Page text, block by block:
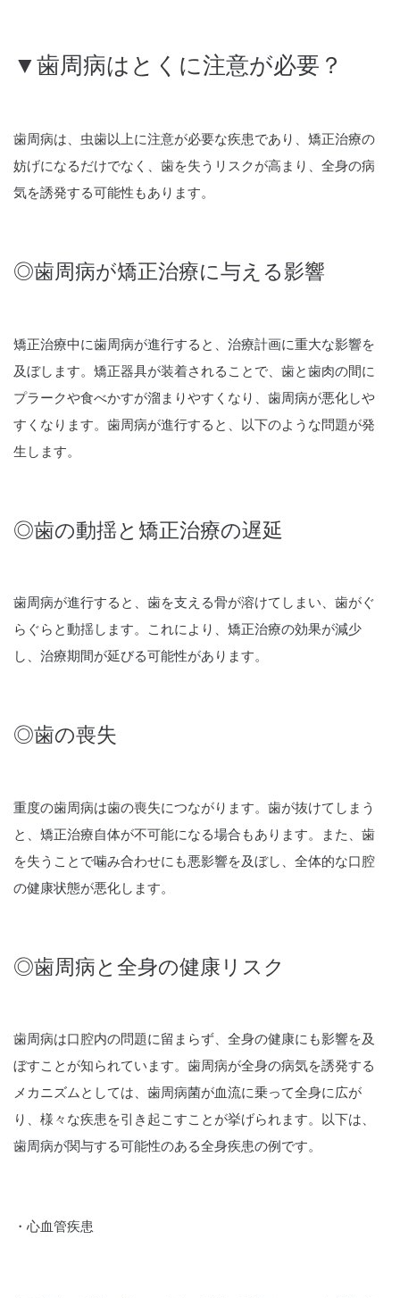
▼歯周病はとくに注意が必要？
歯周病は、虫歯以上に注意が必要な疾患であり、矯正治療の
妨げになるだけでなく、歯を失うリスクが高まり、全身の病
気を誘発する可能性もあります。
◎歯周病が矯正治療に与える影響
矯正治療中に歯周病が進行すると、治療計画に重大な影響を
及ぼします。矯正器具が装着されることで、歯と歯肉の間に
プラークや食べかすが溜まりやすくなり、歯周病が悪化しや
すくなります。歯周病が進行すると、以下のような問題が発
生します。
◎歯の動揺と矯正治療の遅延
歯周病が進行すると、歯を支える骨が溶けてしまい、歯がぐ
らぐらと動揺します。これにより、矯正治療の効果が減少
し、治療期間が延びる可能性があります。
◎歯の喪失
重度の歯周病は歯の喪失につながります。歯が抜けてしまう
と、矯正治療自体が不可能になる場合もあります。また、歯
を失うことで噛み合わせにも悪影響を及ぼし、全体的な口腔
の健康状態が悪化します。
◎歯周病と全身の健康リスク
歯周病は口腔内の問題に留まらず、全身の健康にも影響を及
ぼすことが知られています。歯周病が全身の病気を誘発する
メカニズムとしては、歯周病菌が血流に乗って全身に広が
り、様々な疾患を引き起こすことが挙げられます。以下は、
歯周病が関与する可能性のある全身疾患の例です。
・心血管疾患